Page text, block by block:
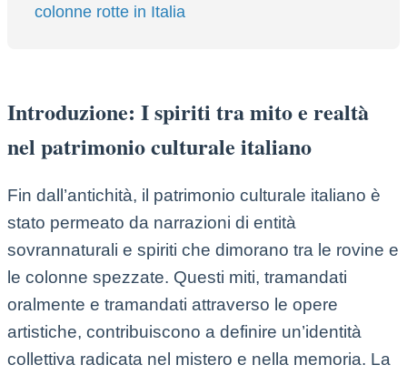
colonne rotte in Italia
Introduzione: I spiriti tra mito e realtà
nel patrimonio culturale italiano
Fin dall’antichità, il patrimonio culturale italiano è
stato permeato da narrazioni di entità
sovrannaturali e spiriti che dimorano tra le rovine e
le colonne spezzate. Questi miti, tramandati
oralmente e tramandati attraverso le opere
artistiche, contribuiscono a definire un’identità
collettiva radicata nel mistero e nella memoria. La